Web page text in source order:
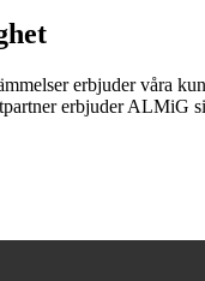
erbjuder våra
erbjuder